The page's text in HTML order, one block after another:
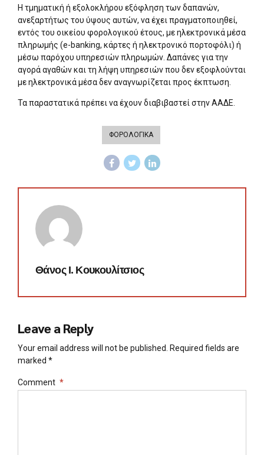
Η τμηματική ή εξολοκλήρου εξόφληση των δαπανών,
ανεξαρτήτως του ύψους αυτών, να έχει πραγματοποιηθεί,
εντός του οικείου φορολογικού έτους, με ηλεκτρονικά μέσα
πληρωμής (e-banking, κάρτες ή ηλεκτρονικό πορτοφόλι) ή
μέσω παρόχου υπηρεσιών πληρωμών. Δαπάνες για την
αγορά αγαθών και τη λήψη υπηρεσιών που δεν εξοφλούνται
με ηλεκτρονικά μέσα δεν αναγνωρίζεται προς έκπτωση.
Τα παραστατικά πρέπει να έχουν διαβιβαστεί στην ΑΑΔΕ.
ΦΟΡΟΛΟΓΙΚΑ
Θάνος Ι. Κουκουλίτσιος
Leave a Reply
Your email address will not be published. Required fields are
marked *
Comment *